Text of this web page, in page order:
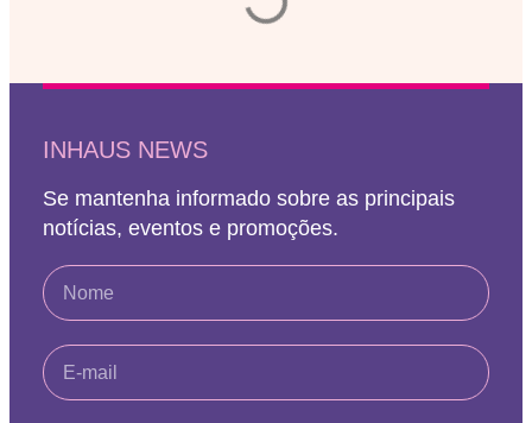
INHAUS NEWS
Se mantenha informado sobre as principais
notícias, eventos e promoções.